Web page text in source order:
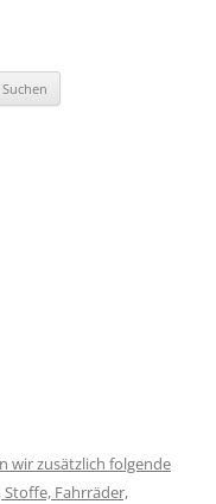
wir zusätzlich folgende
Stoffe, Fahrräder,